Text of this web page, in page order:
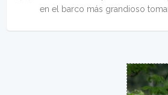
en el barco más grandioso